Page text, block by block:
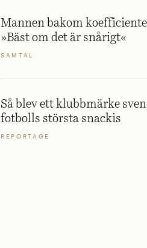
Mannen bakom
»Bäst om det är snårigt«
SAMTAL
Så blev ett klubbmärke
fotbolls största snackis
REPORTAGE